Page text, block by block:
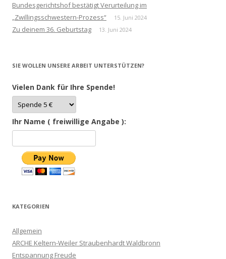
Bundesgerichtshof bestätigt Verurteilung im
„Zwillingsschwestern-Prozess“
15. Juni 2024
Zu deinem 36. Geburtstag 13. Juni 2024
SIE WOLLEN UNSERE ARBEIT UNTERSTÜTZEN?
Vielen Dank für Ihre Spende!
Ihr Name ( freiwillige Angabe ):
KATEGORIEN
Allgemein
ARCHE Keltern-Weiler Straubenhardt Waldbronn
Entspannung Freude